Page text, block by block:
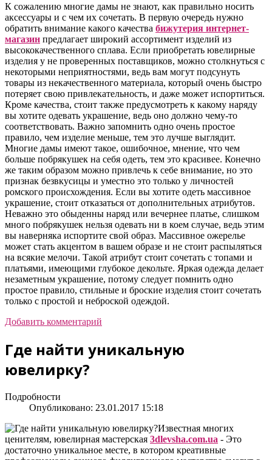
К сожалению многие дамы не знают, как правильно носить
аксессуары и с чем их сочетать. В первую очередь нужно
обратить внимание какого качества бижутерия интернет-
магазин предлагает широкий ассортимент изделий из
высококачественного сплава. Если приобретать ювелирные
изделия у не проверенных поставщиков, можно столкнуться с
некоторыми неприятностями, ведь вам могут подсунуть
товары из некачественного материала, который очень быстро
потеряет свою привлекательность, и даже может испортиться.
Кроме качества, стоит также предусмотреть к какому наряду
вы хотите одевать украшение, ведь оно должно чему-то
соответствовать. Важно запомнить одно очень простое
правило, чем изделие меньше, тем это лучше выглядит.
Многие дамы имеют такое, ошибочное, мнение, что чем
больше побрякушек на себя одеть, тем это красивее. Конечно
же таким образом можно привлечь к себе внимание, но это
признак безвкусицы и уместно это только у личностей
ромского происхождения. Если вы хотите одеть массивное
украшение, стоит отказаться от дополнительных атрибутов.
Неважно это обыденны наряд или вечернее платье, слишком
много побрякушек нельзя одевать ни в коем случае, ведь этим
вы наверняка испортите свой образ. Массивное ожерелье
может стать акцентом в вашем образе и не стоит распыляться
на всякие мелочи. Такой атрибут стоит сочетать с топами и
платьями, имеющими глубокое декольте. Яркая одежда делает
незаметным украшение, потому следует помнить одно
простое правило, стильные и броские изделия стоит сочетать
только с простой и неброской одеждой.
Добавить комментарий
Где найти уникальную
ювелирку?
Подробности
Опубликовано: 23.01.2017 15:18
Известная многих
ценителям, ювелирная мастерская 3dlevsha.com.ua - Это
достаточно уникальное месте, в котором креативные